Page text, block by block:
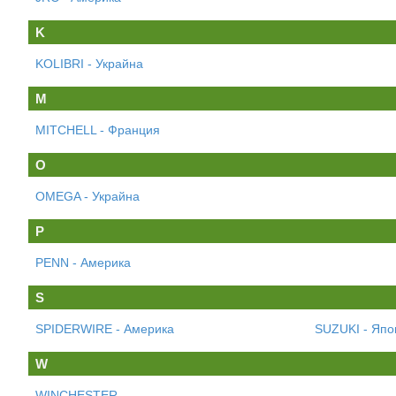
K
KOLIBRI - Украйна
M
MITCHELL - Франция
O
OMEGA - Украйна
P
PENN - Америка
S
SPIDERWIRE - Америка SUZUKI -
W